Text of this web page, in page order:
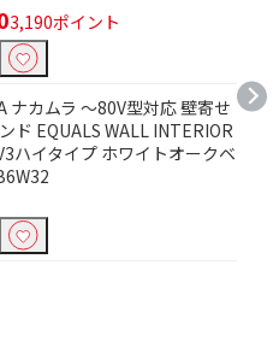
3,190ポイント
ナカムラ ～80V型対応 壁寄せ
ド EQUALS WALL INTERIOR
ハイタイプ ホワイトオークベ